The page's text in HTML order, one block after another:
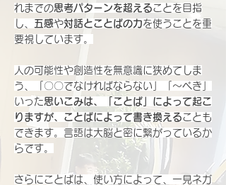
れまでの思考パターンを超えることを目指
し、 五感や対話とことばの力を使うことを重
要視しています。
人の可能性や創造性を無意識に狭めてしま
う、「〇〇でなければならない」「～べき」
いった思いこみは、「ことば」によって起こ
りますが、ことばによって書き換えることも
できます。言語は大脳と密に繋がっているか
らです。
さらにことばは、使い方によって、一見ネガ